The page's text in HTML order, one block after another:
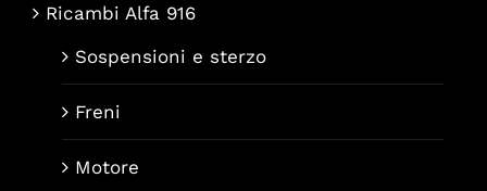
Ricambi Alfa 916
Sospensioni e sterzo
Freni
Motore